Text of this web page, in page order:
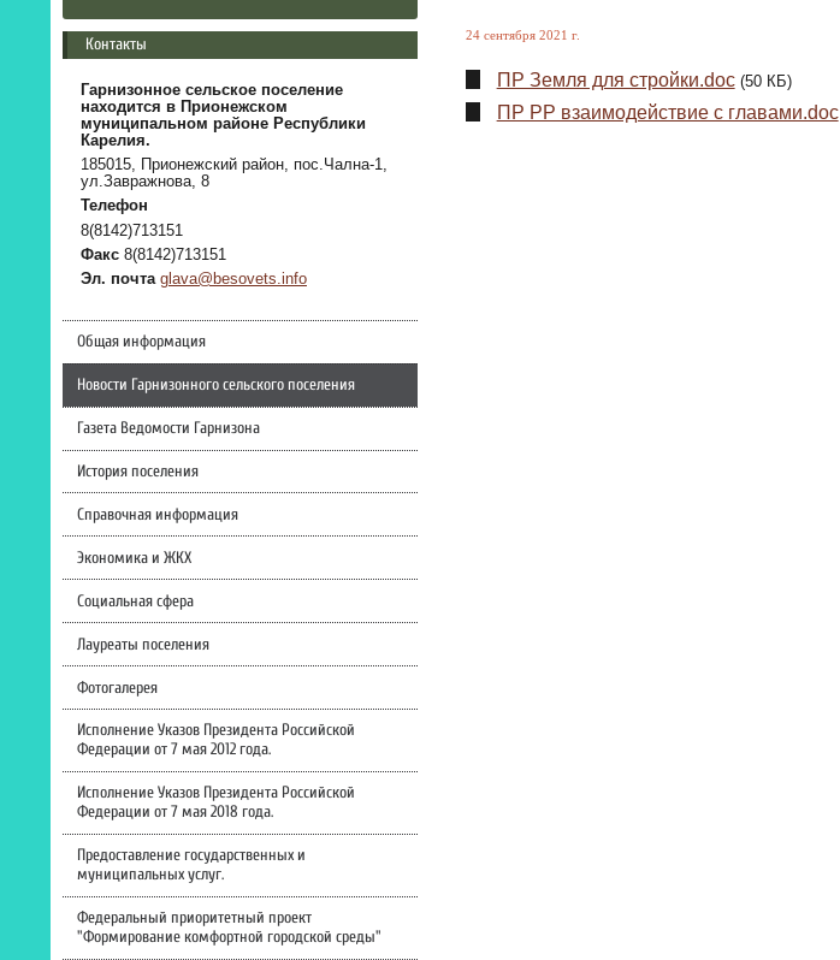
Контакты
Гарнизонное сельское поселение
находится в Прионежском
муниципальном районе Республики
Карелия.
185015, Прионежский район, пос.Чална-1,
ул.Завражнова, 8
Телефон
8(8142)713151
Факс 8(8142)713151
Эл. почта glava@besovets.info
Общая информация
Новости Гарнизонного сельского поселения
Газета Ведомости Гарнизона
История поселения
Справочная информация
Экономика и ЖКХ
Социальная сфера
Лауреаты поселения
Фотогалерея
Исполнение Указов Президента Российской
Федерации от 7 мая 2012 года.
Исполнение Указов Президента Российской
Федерации от 7 мая 2018 года.
Предоставление государственных и
муниципальных услуг.
Федеральный приоритетный проект
"Формирование комфортной городской среды"
24 сентября 2021 г.
ПР Земля для стройки.doc (50 КБ)
ПР РР взаимодействие с главами.doc